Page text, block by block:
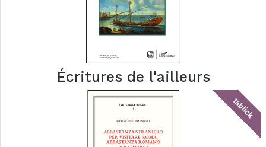
Écritures de l'ailleurs
tablick